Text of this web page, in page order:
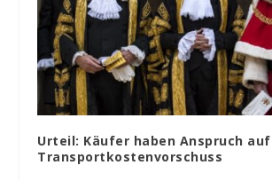
Urteil: Käufer haben Anspruch auf
Transportkostenvorschuss